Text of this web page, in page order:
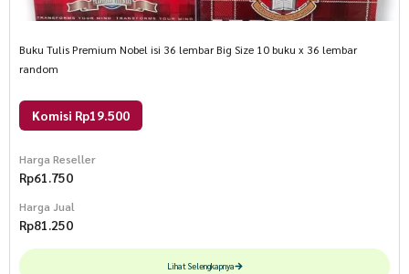
Buku Tulis Premium Nobel isi 36 lembar Big Size 10 buku x 36 lembar
random
Komisi Rp19.500
Harga Reseller
Rp61.750
Harga Jual
Rp81.250
Lihat Selengkapnya